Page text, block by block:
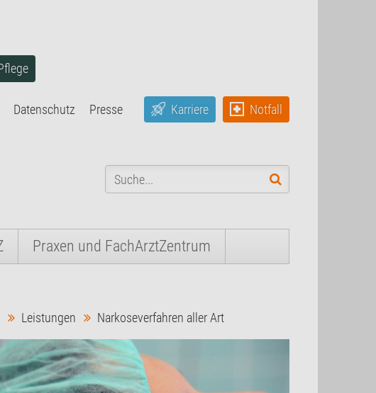
Datenschutz Presse Karriere Notfall
Praxen und FachArztZentrum
Leistungen Narkoseverfahren aller Art